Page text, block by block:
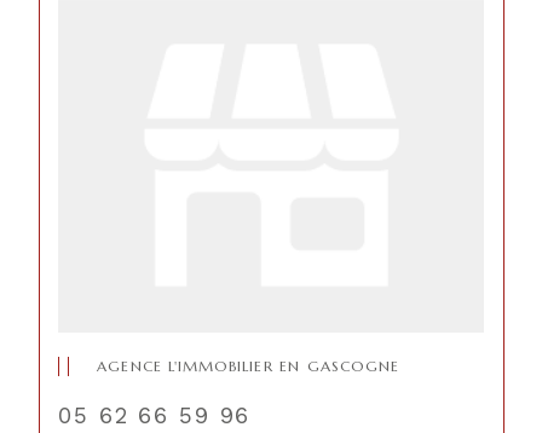
AGENCE L'IMMOBILIER EN GASCOGNE
05 62 66 59 96